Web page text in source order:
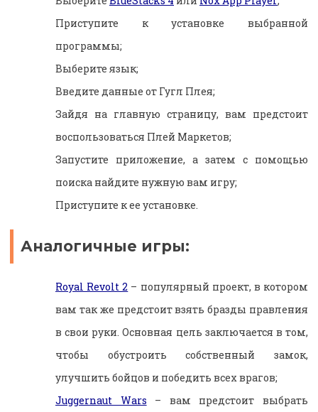
Приступите к установке выбранной
программы;
Выберите язык;
Введите данные от Гугл Плея;
Зайдя на главную страницу, вам предстоит
воспользоваться Плей Маркетов;
Запустите приложение, а затем с помощью
поиска найдите нужную вам игру;
Приступите к ее установке.
Аналогичные игры:
Royal Revolt 2 – популярный проект, в котором
вам так же предстоит взять бразды правления
в свои руки. Основная цель заключается в том,
чтобы обустроить собственный замок,
улучшить бойцов и победить всех врагов;
Juggernaut Wars – вам предстоит выбрать